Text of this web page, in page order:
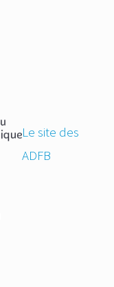
Le site des
ADFB